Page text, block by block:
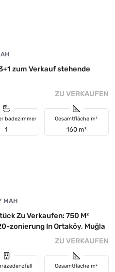
zum Verkauf stehende
ZU VERKAUFEN
badezimmer
1
Gesamtfläche m²
160 m²
MAH
Zu Verkaufen: 750 M²
zonierung In Ortaköy, Muğla
ZU VERKAUFEN
Gesamtfläche m²